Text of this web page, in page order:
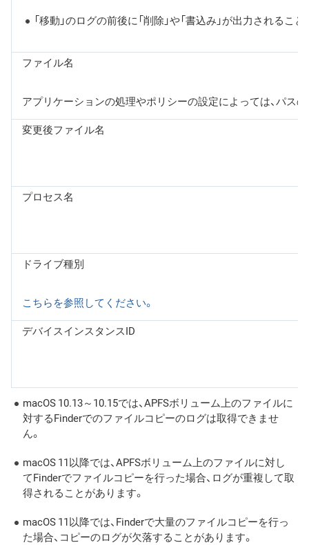
「移動」のログの前後に「削除」や「書込み」が出力されるこ
ファイル名
アプリケーションの処理やポリシーの設定によっては、パス
変更後ファイル名
プロセス名
ドライブ種別
こちらを参照してください。
デバイスインスタンスID
macOS 10.13～10.15では、APFSボリューム上のファイルに
対するFinderでのファイルコピーのログは取得できませ
ん。
macOS 11以降では、APFSボリューム上のファイルに対し
てFinderでファイルコピーを行った場合、ログが重複して取
得されることがあります。
macOS 11以降では、Finderで大量のファイルコピーを行っ
た場合、コピーのログが欠落することがあります。